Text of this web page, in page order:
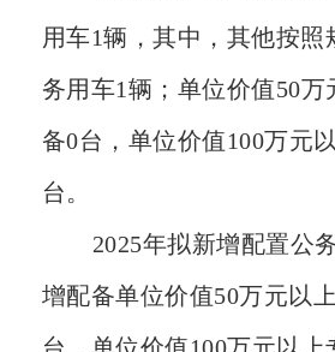
用车1辆，其中，其他按照
务用车1辆；单位价值50万
备0台，单位价值100万元
台。
2025年拟新增配置公
增配备单位价值50万元以